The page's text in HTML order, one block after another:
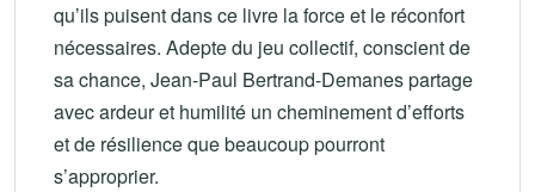
qu’ils puisent dans ce livre la force et le réconfort
nécessaires. Adepte du jeu collectif, conscient de
sa chance, Jean-Paul Bertrand-Demanes partage
avec ardeur et humilité un cheminement d’efforts
et de résilience que beaucoup pourront
s’approprier.